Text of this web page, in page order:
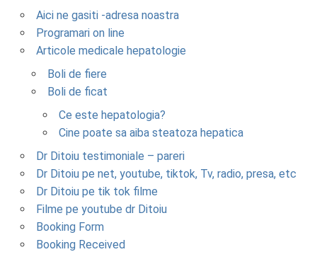
Aici ne gasiti -adresa noastra
Programari on line
Articole medicale hepatologie
Boli de fiere
Boli de ficat
Ce este hepatologia?
Cine poate sa aiba steatoza hepatica
Dr Ditoiu testimoniale – pareri
Dr Ditoiu pe net, youtube, tiktok, Tv, radio, presa, etc
Dr Ditoiu pe tik tok filme
Filme pe youtube dr Ditoiu
Booking Form
Booking Received